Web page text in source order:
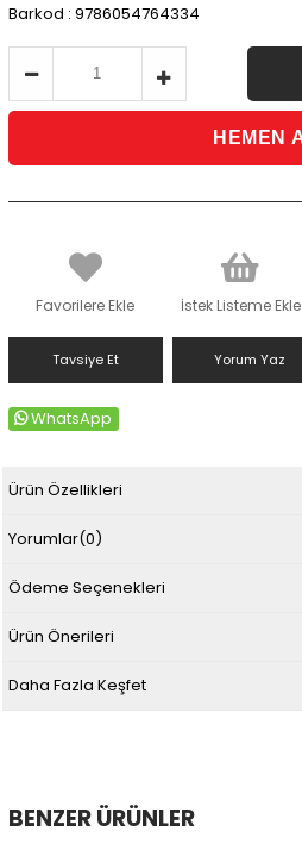
Barkod : 9786054764334
Favorilere Ekle İstek Listeme Ekle
Tavsiye Et Yorum Yaz
WhatsApp
Ürün Özellikleri
Yorumlar(0)
Ödeme Seçenekleri
Ürün Önerileri
Daha Fazla Keşfet
BENZER ÜRÜNLER